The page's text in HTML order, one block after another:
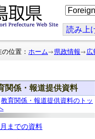
こ
の
ジ
を
翻
読み上
位置： ホーム 県政情報 広
関係・報道提供資料
教育関係・報道提供資料のトッ
までの資料